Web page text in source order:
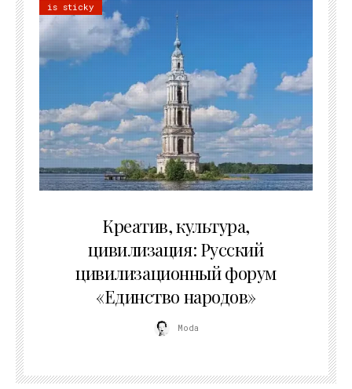
is sticky
Креатив, культура,
цивилизация: Русский
цивилизационный форум
«Единство народов»
Moda